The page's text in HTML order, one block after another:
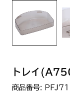
トレイ
商品番号: